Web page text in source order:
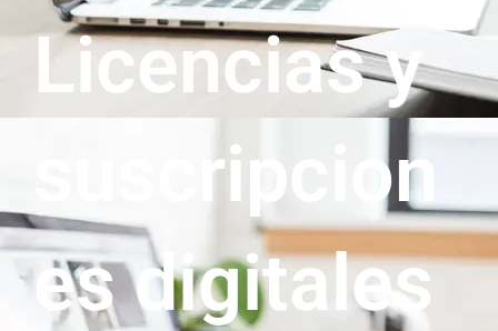
Licencias y
suscripcion
es digitales